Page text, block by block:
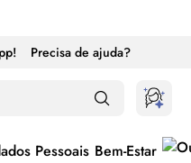
Precisa de ajuda?
Pessoais Bem-Estar